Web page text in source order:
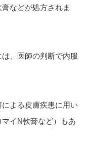
などが処方されま
、医師の判断で内服
よる皮膚疾患に用い
イN軟膏など）もあ